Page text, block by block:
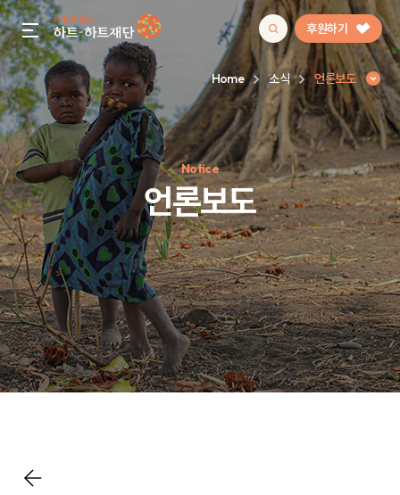
gnb menu open 후원하기
인기 키워드
#정기후원#하트플레이스#캠페인#팬덤후원
Home 소식 언론보도
Notice
언론보도
언론보도